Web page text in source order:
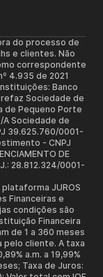
do processo de
e clientes. Não
correspondente
4.935 de 2021
Banco
Sociedade de
de Pequeno Porte
A Sociedade de
39.625.760/0001-
- CNPJ
DE
28.812.324/0001-
JUROS
Financeiras e
condições são
Financeira
de 1 a 360 meses
cliente. A taxa
a.m. a 19,99%
Taxa de Juros: